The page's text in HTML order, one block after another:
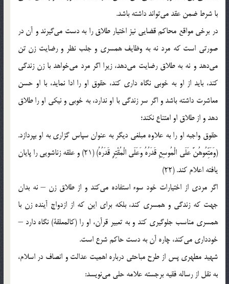
با شرط ضمن عقد می‌تواند داشته باشد.
در برخی مواقع محاکم قضایی نیز اختیار طلاق را به دست می‌گیرند و آن در
صورتی است که مرد نه به وظایف همسری و جلب نظر و رضایت زن تن
می‌دهد و نه به طلاق رضایت می‌دهد، زیرا اگر مرد می‌خواهد با زن زندگی
کند، باید از او به خوبی نگاه داری کند، حقوق او را ادا نماید، با او حسن
معاشرت داشته باشد و اگر سر زندگی با او ندارد، به خوبی و نیکی او را طلاق
دهد و از طلاق او امتناع نکند؛
حقوق واجبه او را به علاوه مبلغی دیگر به عنوان سپاس گزاری به او بپردازد.
(وَمَتِّعُوهُنَّ عَلَى الْمُوسِعِ قَدَرُهُ وَعَلَى الْمُقْتِرِ قَدَرُهُ) (21) و علقه زناشویی را پایان
یافته اعلام کند. (22)
اگر مردی از اختیارات خود سوء استفاده می‌کند و از طلاق زن – نه بدان
جهت که زندگی و همسری کند، بلکه برای این که از ازدواج آینده زن با
همسری مناسب جلوگیری کند و به تعبیر قرآن، او را (کالمعلقة) نگاه دارد –
خودداری می‌کند، چاره آن به دست حاکم شرع است.
شهید مطهری پس از طرح مباحثی درباره اهمیت عدالت و انصاف در اسلام،
به نقل از رساله فقیه برجسته علامه حلی می‌نویسد: